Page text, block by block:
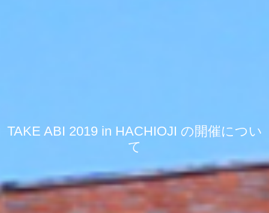
TAKE ABI 2019 in HACHIOJI の開催につい
て